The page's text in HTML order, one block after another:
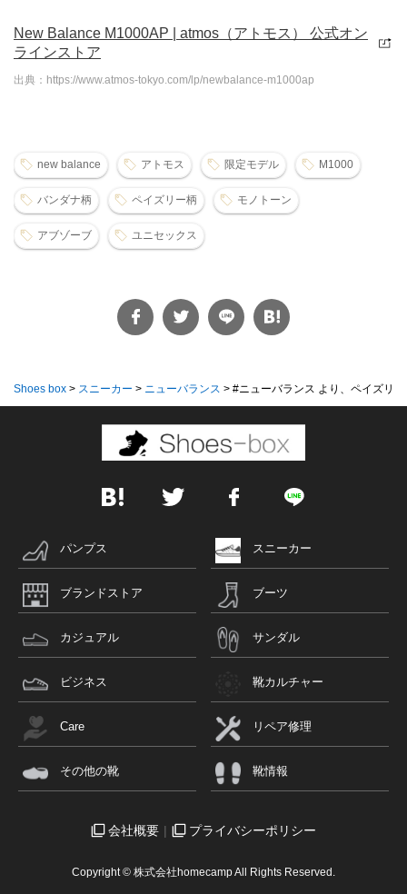
New Balance M1000AP | atmos（アトモス） 公式オン
ラインストア
出典：https://www.atmos-tokyo.com/lp/newbalance-m1000ap
new balance アトモス 限定モデル M1000
バンダナ柄 ペイズリー柄 モノトーン
アブゾーブ ユニセックス
Shoes box > スニーカー > ニューバランス > #ニューバランス より、ペイズリ
パンプス スニーカー
ブランドストア ブーツ
カジュアル サンダル
ビジネス 靴カルチャー
Care リペア修理
その他の靴 靴情報
会社概要 プライバシーポリシー
Copyright © 株式会社homecamp All Rights Reserved.